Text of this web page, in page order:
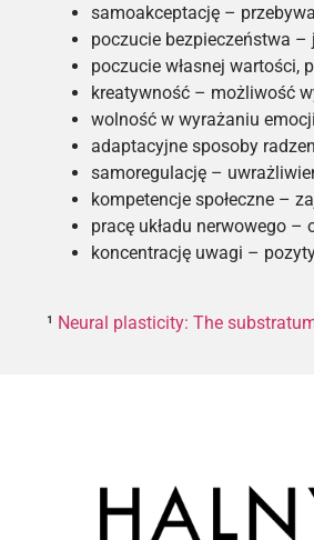
samoakceptację –
poczucie bezpieczeństwa
poczucie własnej wartości,
kreatywność – możliwość
wolność w wyrażaniu
adaptacyjne sposoby
samoregulację –
kompetencje społeczne –
pracę układu nerwowego –
koncentrację uwagi –
¹ Neural plasticity: The